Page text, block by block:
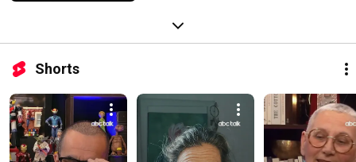
Shorts